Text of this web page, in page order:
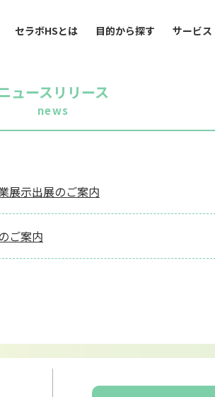
セラボHSとは 目的から探す サービス
ュースリリース
news
展示出展のご案内
ご案内